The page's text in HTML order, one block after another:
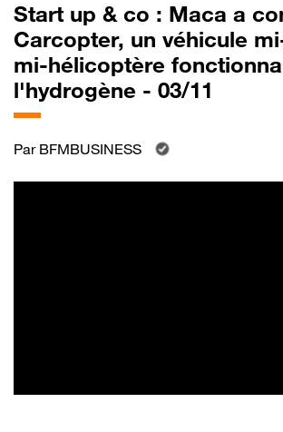
Start up & co : Maca a
Carcopter, un véhicule
mi-hélicoptère
l'hydrogène - 03/11
Par BFMBUSINESS